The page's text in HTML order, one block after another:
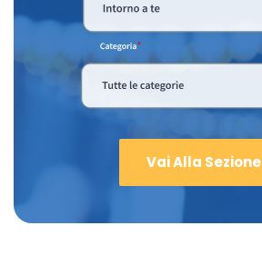
Vai Alla Sezione